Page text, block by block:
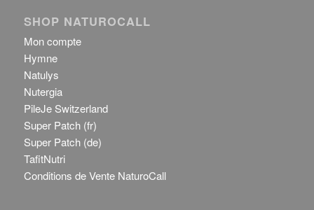
SHOP NATUROCALL
Mon compte
Hymne
Natulys
Nutergia
PileJe Switzerland
Super Patch (fr)
Super Patch (de)
TafitNutri
Conditions de Vente NaturoCall